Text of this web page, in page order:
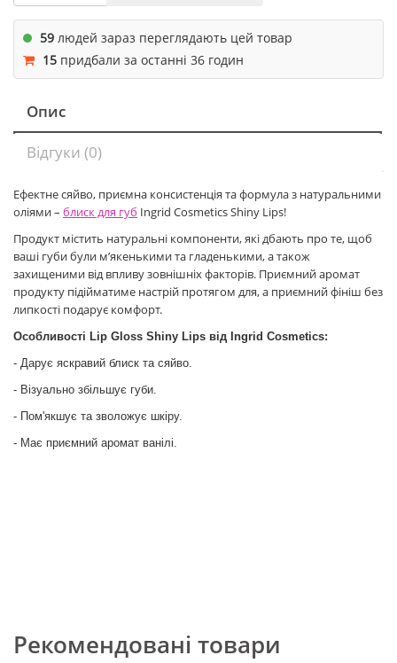
59 людей зараз переглядають цей товар
15 придбали за останні 36 годин
Опис
Відгуки (0)
Ефектне сяйво, приємна консистенція та формула з натуральними
оліями – блиск для губ Ingrid Cosmetics Shiny Lips!
Продукт містить натуральні компоненти, які дбають про те, щоб
ваші губи були м’якенькими та гладенькими, а також
захищеними від впливу зовнішніх факторів. Приємний аромат
продукту підійматиме настрій протягом для, а приємний фініш без
липкості подарує комфорт.
Особливості Lip Gloss Shiny Lips від Ingrid Cosmetics:
- Дарує яскравий блиск та сяйво.
- Візуально збільшує губи.
- Пом'якшує та зволожує шкіру.
- Має приємний аромат ванілі.
Рекомендовані товари